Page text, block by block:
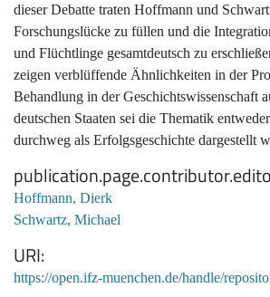
dieser Debatte traten Hoffmann und
Forschungslücke zu füllen und die
und Flüchtlinge gesamtdeutsch zu
zeigen verblüffende Ähnlichkeiten in der
Behandlung in der Geschichtswissenschaft
deutschen Staaten sei die Thematik
durchweg als Erfolgsgeschichte dargestellt
Hoffmann, Dierk
Schwartz, Michael
URI
https://open.ifz-muenchen.de/handle/